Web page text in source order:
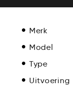
Merk
Model
Type
Uitvoering